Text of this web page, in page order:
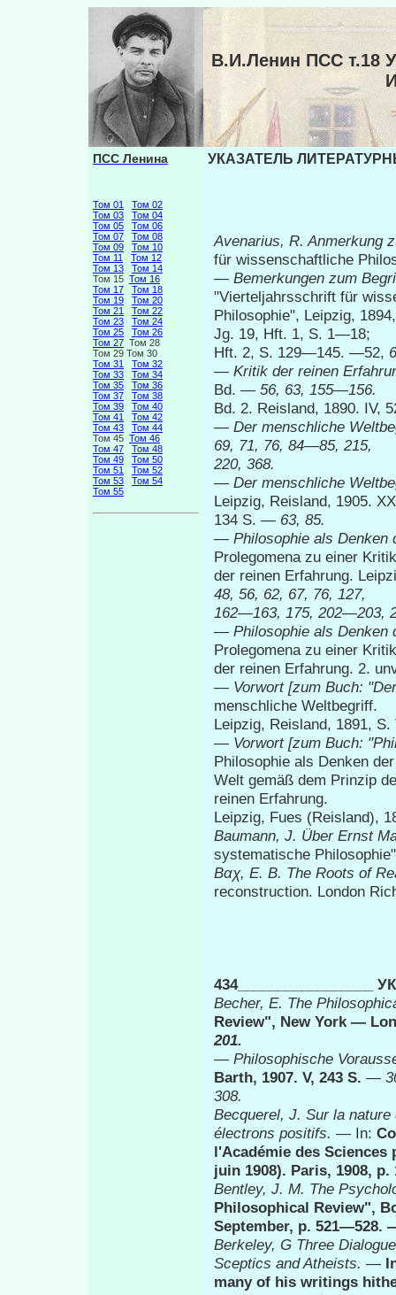
В.И.Ленин ПСС т.18
ПСС Ленина
Том 01
Том 02
Том 03
Том 04
Том 05
Том 06
Том 07
Том 08
Том 09
Том 10
Том 11
Том 12
Том 13
Том 14
Том 15 Том 16
Том 17
Том 18
Том 19
Том 20
Том 21
Том 22
Том 23
Том 24
Том 25
Том 26
Том 27 Том 28
Том 29 Том 30
Том 31
Том 32
Том 33
Том 34
Том 35
Том 36
Том 37
Том 38
Том 39
Том 40
Том 41
Том 42
Том 43
Том 44
Том 45 Том 46
Том 47
Том 48
Том 49
Том 50
Том 51
Том 52
Том 53
Том 54
Том 55
УКАЗАТЕЛЬ
Avenarius, R. Anmerkung
für wissenschaftliche
— Bemerkungen zum
"Vierteljahrsschrift für
Philosophie", Leipzig,
Jg. 19, Hft. 1, S. 1—18;
Hft. 2, S. 129—145. —52,
— Kritik der reinen
Bd. — 56, 63, 155—156.
Bd. 2. Reisland, 1890. IV,
— Der menschliche
69, 71, 76, 84—85, 215,
220, 368.
— Der menschliche
Leipzig, Reisland, 1905.
134 S. — 63, 85.
— Philosophie als
Prolegomena zu einer Kritik
der reinen Erfahrung.
48, 56, 62, 67, 76, 127,
162—163, 175, 202—203,
— Philosophie als
Prolegomena zu einer Kritik
der reinen Erfahrung. 2.
— Vorwort [zum Buch:
menschliche Weltbegriff.
Leipzig, Reisland, 1891,
— Vorwort [zum Buch:
Philosophie als Denken der
Welt gemäß dem Prinzip
reinen Erfahrung.
Leipzig, Fues
Baumann, J. Über Ernst
systematische
Βαχ, Ε. Β. The Roots of
reconstruction. London
Becher, Ε. The
Review", New York —
201.
— Philosophische
Barth, 1907. V, 243 S. —
308.
Becquerel, J. Sur la
électrons positifs. — In:
l'Académie des Sciences
juin 1908). Paris, 1908,
Bentley, J. M. The
Philosophical Review",
September, p. 521—528.
Berkeley, G Three
Sceptics and Atheists. —
many of his writings